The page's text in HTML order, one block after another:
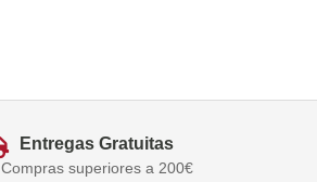
Entregas Gratuitas
Compras superiores a 200€